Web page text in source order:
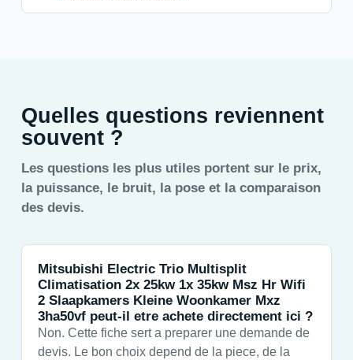
Quelles questions reviennent
souvent ?
Les questions les plus utiles portent sur le prix,
la puissance, le bruit, la pose et la comparaison
des devis.
Mitsubishi Electric Trio Multisplit
Climatisation 2x 25kw 1x 35kw Msz Hr Wifi
2 Slaapkamers Kleine Woonkamer Mxz
3ha50vf peut-il etre achete directement ici ?
Non. Cette fiche sert a preparer une demande de
devis. Le bon choix depend de la piece, de la